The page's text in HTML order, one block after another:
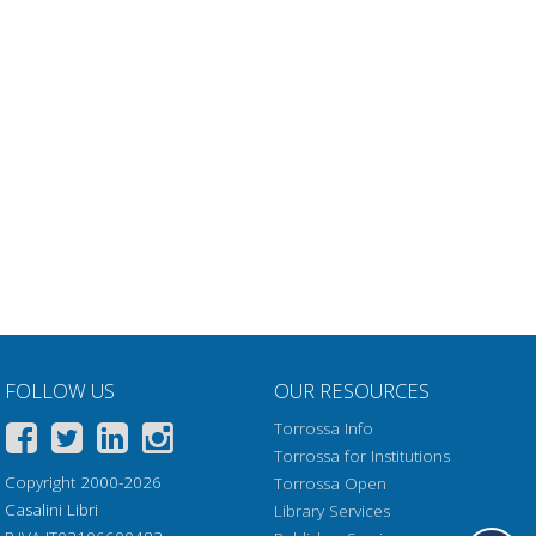
FOLLOW US
Copyright 2000-2026
Casalini Libri
OUR RESOURCES
Torrossa Info
Torrossa for Institutions
Torrossa Open
Library Services